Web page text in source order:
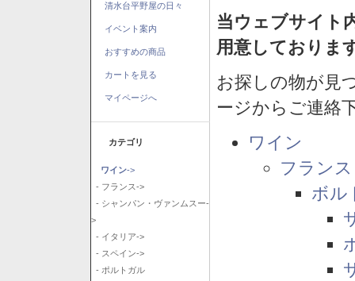
清水台平野屋の日々
イベント案内
おすすめの商品
カートを見る
マイページへ
カテゴリ
ワイン->
- フランス->
- シャンパン・ヴァンムスー-
>
- イタリア->
- スペイン->
- ポルトガル
当ウェブサイト
用意しておりま
お探しの物が見
ージからご連絡
ワイン
フランス
ボル